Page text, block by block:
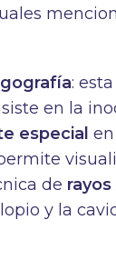
:
en la
especial
de rayos
y la